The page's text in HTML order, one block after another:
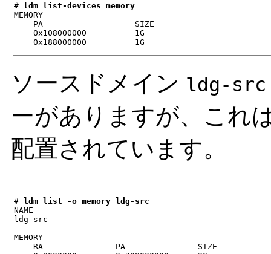
#
ldm list-devices memory
MEMORY
    PA                   SIZE
    0x108000000          1G
    0x188000000          1G
ソースドメイン ldg-src
ーがありますが、これ
配置されています。
#
ldm list -o memory ldg-src
NAME
ldg-src
MEMORY
    RA               PA               SIZE